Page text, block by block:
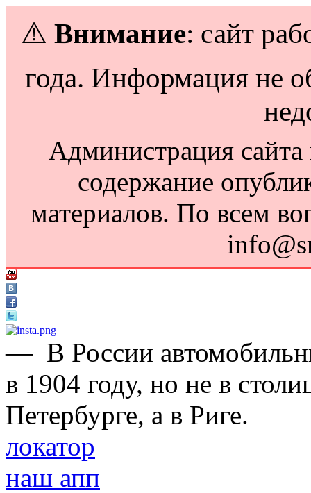
⚠️ Внимание: сайт
года. Информация не
Администрация сайта
содержание
материалов. По всем
— В России
в 1904 году, но не в
Петербурге, а в Риге.
локатор
наш апп